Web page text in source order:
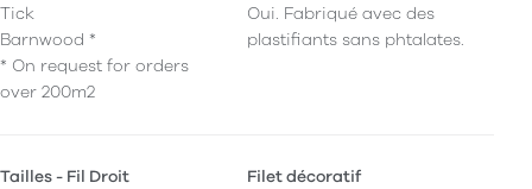
Tick
Barnwood *
* On request for orders
over 200m2
Oui. Fabriqué avec des
plastifiants sans phtalates.
Tailles - Fil Droit
Filet décoratif